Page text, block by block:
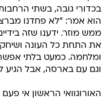
בכדורי גובה, בשתי
הוא אמר: "לא פחדנו
ממש מוזר. ידענו שזה
את התחת כל העונה
ומלחמה. כמעט בלתי
וגם עם בארסה, אבל הגיע
האורוגוואי הראשון אי